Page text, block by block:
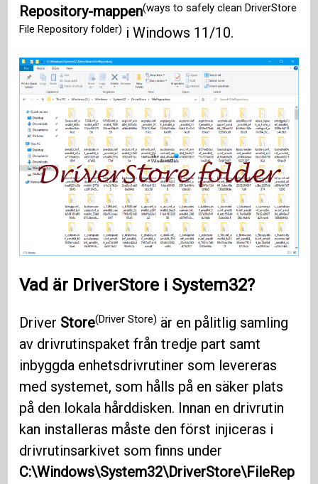
Repository-mappen(ways to safely clean DriverStore
File Repository folder) i Windows 11/10.
Vad är DriverStore i System32?
Driver Store(Driver Store) är en pålitlig samling
av drivrutinspaket från tredje part samt
inbyggda enhetsdrivrutiner som levereras
med systemet, som hålls på en säker plats
på den lokala hårddisken. Innan en drivrutin
kan installeras måste den först injiceras i
drivrutinsarkivet som finns under
C:\Windows\System32\DriverStore\FileRep